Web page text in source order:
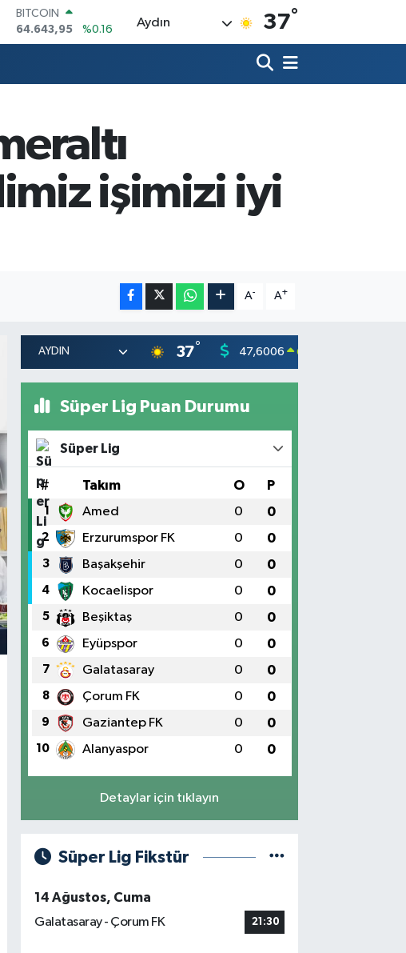
DOLAR
47,6006
%0.06
EURO
%0.32
BİST100
13.768
%48
BITCOIN
64.643,95
%0.16
Aydın 37°
işimizi iyi
A- A+
37° 47,6006 0.06
Süper Lig Puan Durumu
Süper Lig
# Takım O P
1 Amed 0 0
2 Erzurumspor FK 0 0
3 Başakşehir 0 0
4 Kocaelispor 0 0
5 Beşiktaş 0 0
6 Eyüpspor 0 0
7 Galatasaray 0 0
8 Çorum FK 0 0
9 Gaziantep FK 0 0
10 Alanyaspor 0 0
Detaylar için tıklayın
Süper Lig Fikstür
14 Ağustos, Cuma
Galatasaray - Çorum FK
21:30